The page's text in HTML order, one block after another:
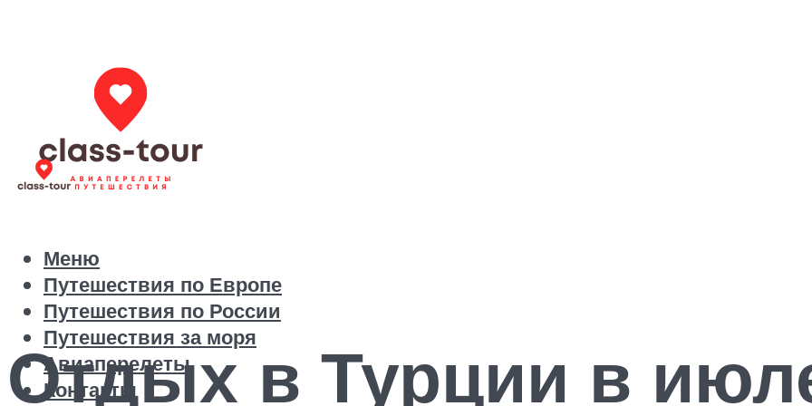
Путешествия по Европе
Путешествия по России
Путешествия за моря
Авиаперелеты
Контакты
Меню
Отдых в Турции в